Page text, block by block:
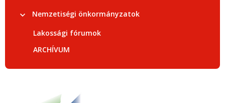
Nemzetiségi önkormányzatok
Lakossági fórumok
ARCHÍVUM